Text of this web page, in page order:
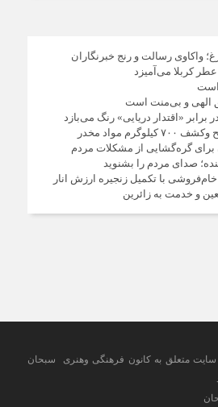
واکاوی رسالت و رنج خبرنگاران
کربلا می‌آمیزد
است
الهی و بی‌منت است
برابر «اقتدار دریایی» رنگ می‌بازد
مواد مخدر
برای گره‌گشایی از مشکلات مردم
صدای مردم را بشنوید
خام‌فروشی با تکمیل زنجیره ارزش انار
و خدمت‌ به زائرین
سایت متعلق به کانون فرهنگی وهنری سبحان